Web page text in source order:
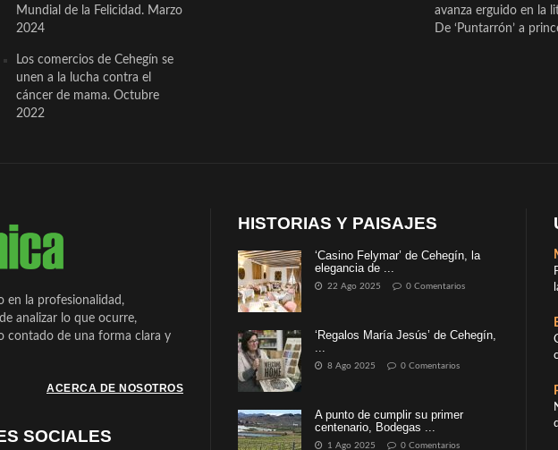
Mundial de la Felicidad. Marzo
2024
Los comercios de Cehegín se
unen a la lucha contra el
cáncer de mama. Octubre
2022
avanza erguido en la
De ‘Puntarrón’ a
en la profesionalidad,
analizar lo que ocurre,
contado de una forma clara y
ACERCA DE NOSOTROS
SOCIALES
HISTORIAS Y PAISAJES
‘Casino Felymar’ de Cehegín, la
elegancia de ...
22 Ago 2025 0 Comentarios
‘Regalos María Jesús’ de Cehegín,
8 Ago 2025 0 Comentarios
A punto de cumplir su primer
centenario, Bodegas ...
1 Ago 2025 0 Comentarios